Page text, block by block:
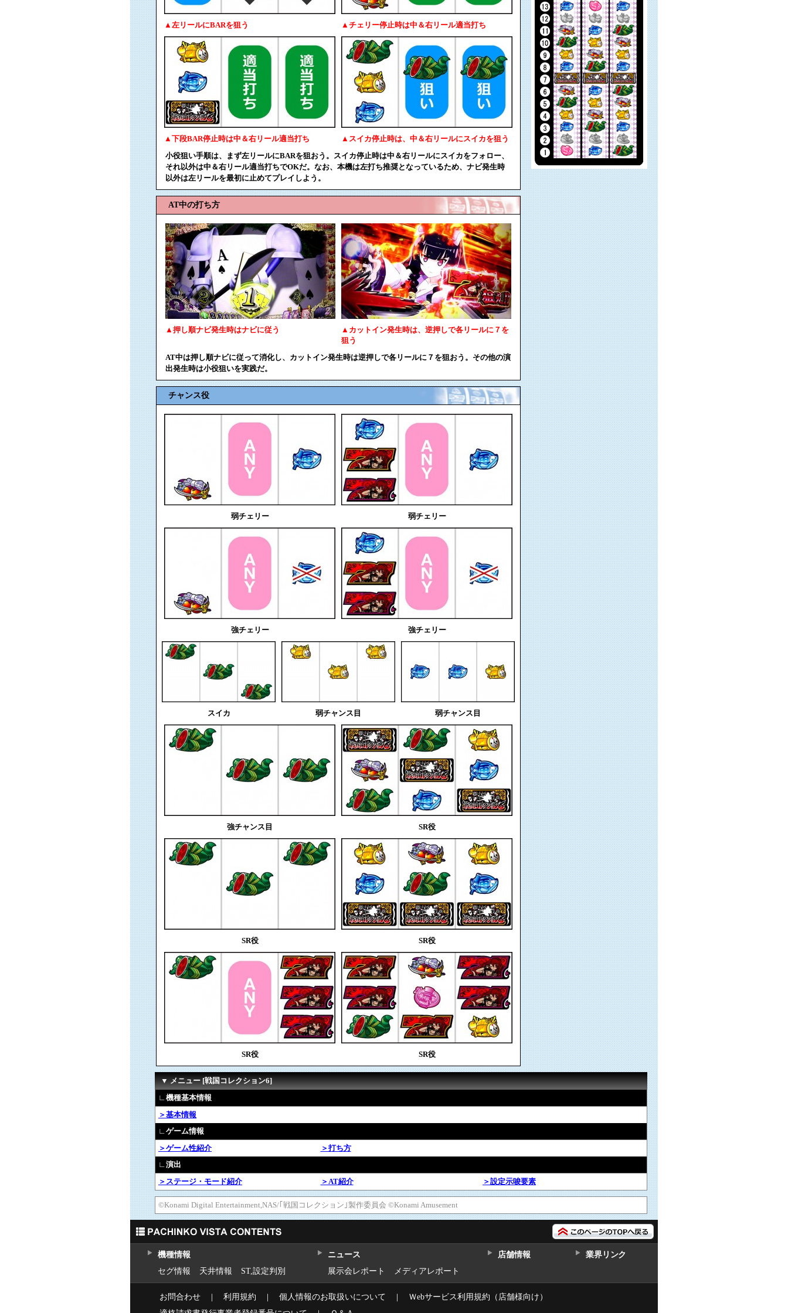
▲左リールにBARを狙う ▲チェリー停止時は中＆右リール適当打ち
▲下段BAR停止時は中＆右リール適当打ち
▲スイカ停止時は、中＆右リールにスイカを狙う
小役狙い手順は、まず左リールにBARを狙おう。スイカ停止時は中＆右リールにスイカをフォロー、
それ以外は中＆右リール適当打ちでOKだ。なお、本機は左打ち推奨となっているため、ナビ発生時
以外は左リールを最初に止めてプレイしよう。
AT中の打ち方
▲押し順ナビ発生時はナビに従う
▲カットイン発生時は、逆押しで各リールに７を
狙う
AT中は押し順ナビに従って消化し、カットイン発生時は逆押しで各リールに７を狙おう。その他の演
出発生時は小役狙いを実践だ。
チャンス役
弱チェリー 弱チェリー
強チェリー 強チェリー
スイカ 弱チャンス目 弱チャンス目
強チャンス目 SR役
SR役 SR役
SR役 SR役
▼ メニュー [戦国コレクション6]
∟機種基本情報
＞基本情報
∟ゲーム情報
＞ゲーム性紹介
＞打ち方
∟演出
＞ステージ・モード紹介
＞AT紹介 ＞設定示唆要素
©Konami Digital Entertainment,NAS/｢戦国コレクション｣製作委員会 ©Konami Amusement
機種情報
セグ情報
天井情報 ST,設定判別
ニュース
展示会レポート
メディアレポート
店舗情報 業界リンク
お問合わせ ｜ 利用規約 ｜ 個人情報のお取扱いについて ｜ Ｗebサービス利用規約（店舗様向け）